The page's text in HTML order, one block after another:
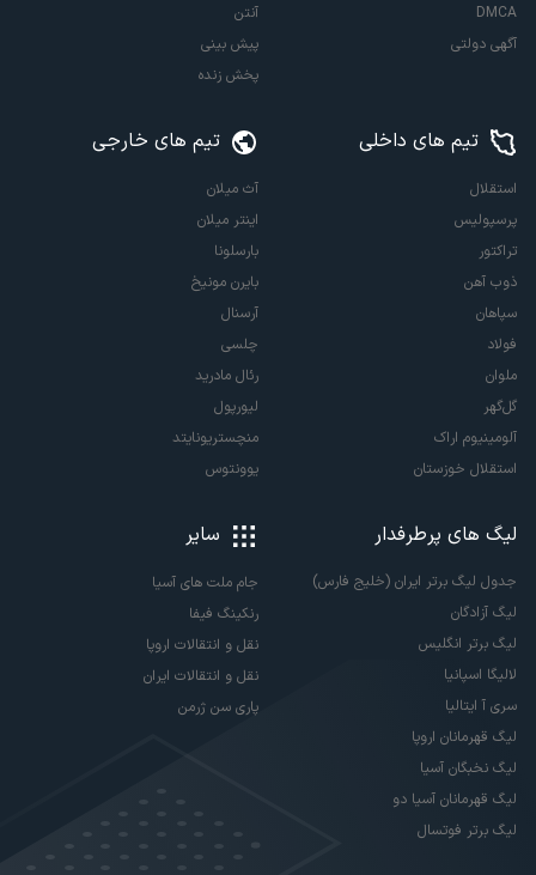
DMCA
آگهی دولتی
آنتن
پیش بینی
پخش زنده
تیم های داخلی
استقلال
پرسپولیس
تراکتور
ذوب آهن
سپاهان
فولاد
ملوان
گل‌گهر
آلومینیوم اراک
استقلال خوزستان
تیم های خارجی
آث میلان
اینتر میلان
بارسلونا
بایرن مونیخ
آرسنال
چلسی
رئال مادرید
لیورپول
منچستریونایتد
یوونتوس
لیگ های پرطرفدار
جدول لیگ برتر ایران (خلیج فارس)
لیگ آزادگان
لیگ برتر انگلیس
لالیگا اسپانیا
سری آ ایتالیا
لیگ قهرمانان اروپا
لیگ نخبگان آسیا
لیگ قهرمانان آسیا دو
لیگ برتر فوتسال
سایر
جام ملت های آسیا
رنکینگ فیفا
نقل و انتقالات اروپا
نقل و انتقالات ایران
پاری سن ژرمن